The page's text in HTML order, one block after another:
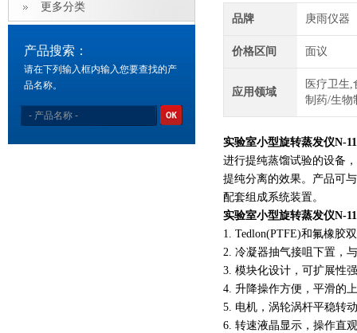
更多分类
产品搜索：
请在下列输入框内输入您要查找的产
品名称。
品牌 庚雨仪器
价格区间 面议
应用领域
医疗卫生
制药/生物
实验室小型旋转蒸发仪N-
进行提纯蒸馏试验的设备
提纯分离的效果。产品可
配套组成系统装置。
实验室小型旋转蒸发仪N-
1. Tedlon(PTFE)和氟橡胶
2. 冷凝器抽气接咀下置，
3. 模块化设计，可扩展性
4. 升降操作方便，平滑的
5. 电机，涡轮涡杆平稳转
6. 转速液晶显示，操作直